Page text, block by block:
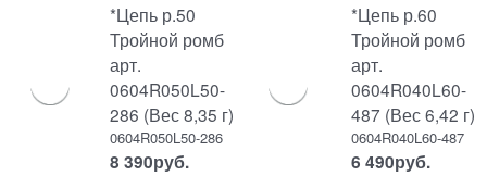
*Цепь р.50
Тройной ромб
арт.
0604R050L50-
286 (Вес 8,35 г)
0604R050L50-286
8 390руб.
*Цепь р.60
Тройной ромб
арт.
0604R040L60-
487 (Вес 6,42 г)
0604R040L60-487
6 490руб.